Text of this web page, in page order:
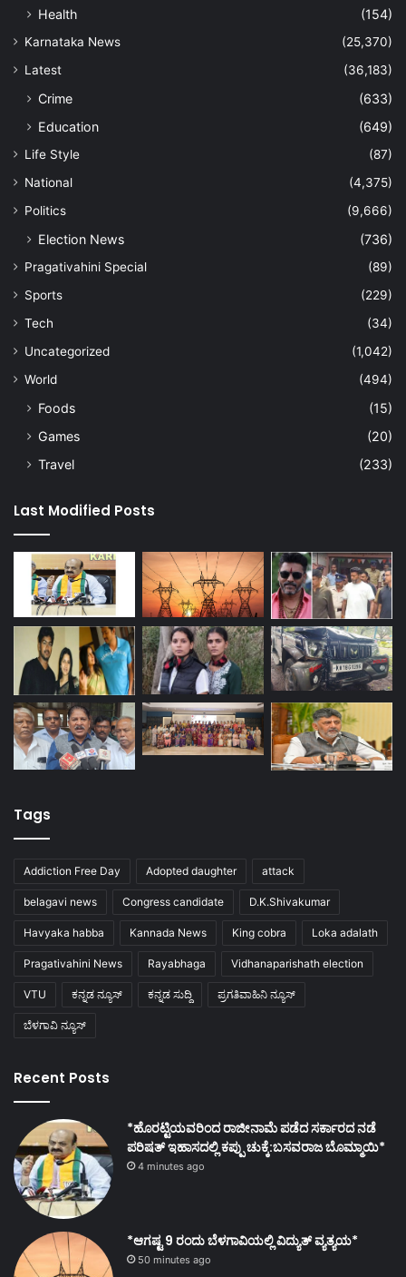
Health (154)
Karnataka News
(25,370)
Latest
(36,183)
Crime
(633)
Education
(649)
Life Style
(87)
National
(4,375)
Politics
(9,666)
Election News (736)
Pragativahini Special
(89)
Sports
(229)
Tech
(34)
Uncategorized
(1,042)
World
(494)
Foods
(15)
Games
(20)
Travel
(233)
Last Modified Posts
Tags
Addiction Free Day Adopted daughter attack
belagavi news Congress candidate D.K.Shivakumar
Havyaka habba Kannada News King cobra Loka adalath
Pragativahini News Rayabhaga Vidhanaparishath election
VTU ಕನ್ನಡ ನ್ಯೂಸ್ ಕನ್ನಡ ಸುದ್ದಿ ಪ್ರಗತಿವಾಹಿನಿ ನ್ಯೂಸ್
ಬೆಳಗಾವಿ ನ್ಯೂಸ್
Recent Posts
*ಹೊರಟ್ಟಿಯವರಿಂದ ರಾಜೀನಾಮೆ ಪಡೆದ ಸರ್ಕಾರದ ನಡೆ
ಪರಿಷತ್ ಇಹಾಸದಲ್ಲಿ ಕಪ್ಪು ಚುಕ್ಕೆ:ಬಸವರಾಜ ಬೊಮ್ಮಾಯಿ*
4 minutes ago
*ಆಗಷ್ಟ 9 ರಂದು ಬೆಳಗಾವಿಯಲ್ಲಿ ವಿದ್ಯುತ್ ವ್ಯತ್ಯಯ*
50 minutes ago